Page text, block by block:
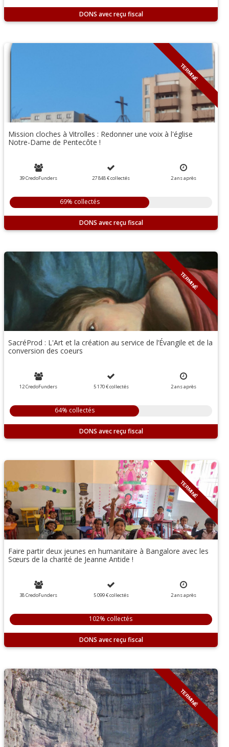
DONS
TERMINÉ
Mission cloches à Vitrolles : Redonner une voix à l'église
Notre-Dame de Pentecôte !
39 CredoFunders 27 848 €collectés 2ansaprès
69% collectés
DONS
TERMINÉ
SacréProd : L'Art et la création au service de l’Évangile et de la
conversion des coeurs
12 CredoFunders 5 170 €collectés 2ansaprès
64% collectés
DONS
TERMINÉ
Faire partir deux jeunes en humanitaire à Bangalore avec les
Sœurs de la charité de Jeanne Antide !
38 CredoFunders 5 099 €collectés 2ansaprès
102% collectés
DONS
TERMINÉ